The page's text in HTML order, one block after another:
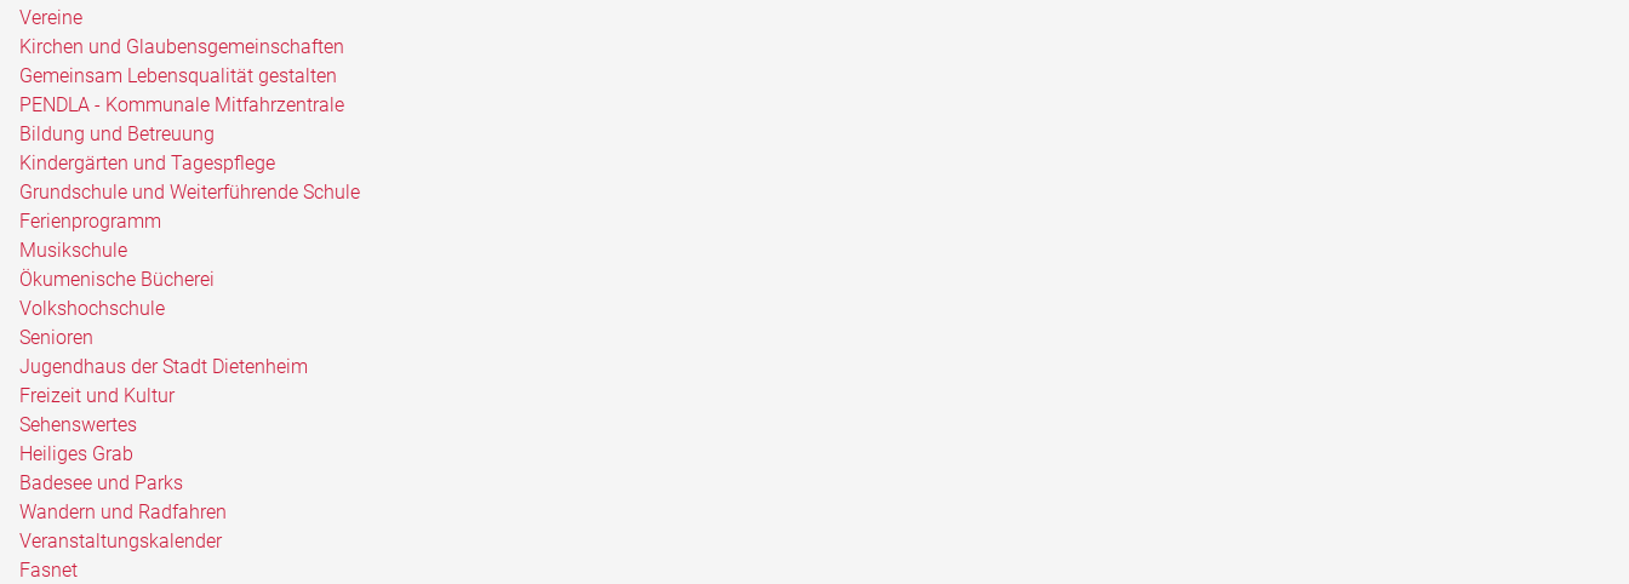
Vereine
Kirchen und Glaubensgemeinschaften
Gemeinsam Lebensqualität gestalten
PENDLA - Kommunale Mitfahrzentrale
Bildung und Betreuung
Kindergärten und Tagespflege
Grundschule und Weiterführende Schule
Ferienprogramm
Musikschule
Ökumenische Bücherei
Volkshochschule
Senioren
Jugendhaus der Stadt Dietenheim
Freizeit und Kultur
Sehenswertes
Heiliges Grab
Badesee und Parks
Wandern und Radfahren
Veranstaltungskalender
Fasnet